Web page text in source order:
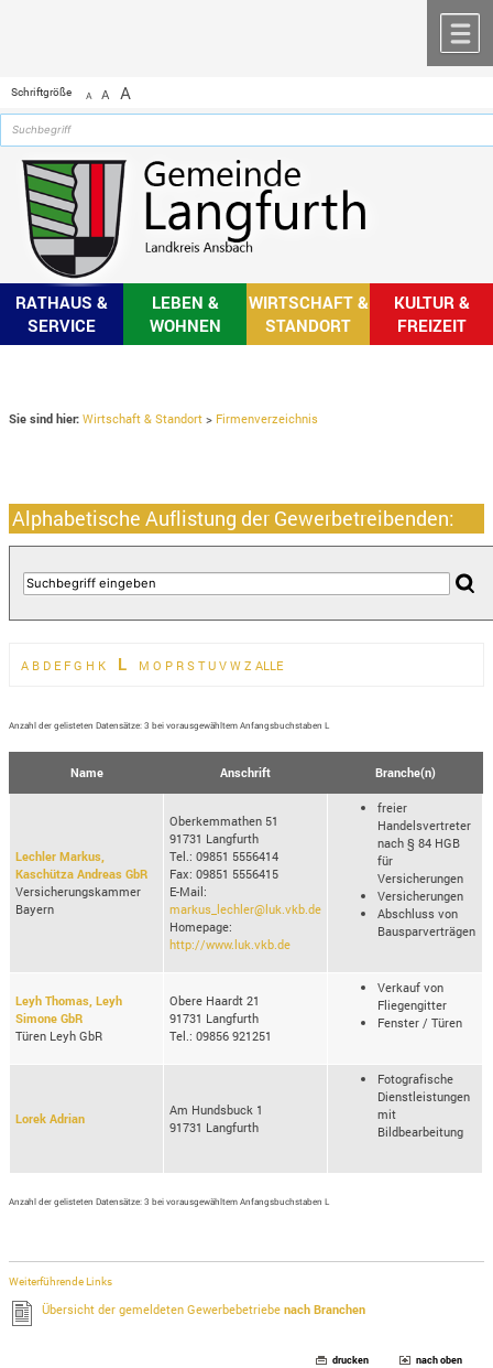
Schriftgröße A A A
RATHAUS &
SERVICE
LEBEN &
WOHNEN
WIRTSCHAFT &
STANDORT
KULTUR &
FREIZEIT
Sie sind hier: Wirtschaft & Standort > Firmenverzeichnis
Alphabetische Auflistung der Gewerbetreibenden:
A B D E F G H K L M O P R S T U V W Z ALLE
Anzahl der gelisteten Datensätze: 3 bei vorausgewähltem Anfangsbuchstaben L
Name Anschrift Branche(n)
Lechler Markus,
Kaschütza Andreas GbR
Versicherungskammer
Bayern
Oberkemmathen 51
91731 Langfurth
Tel.: 09851 5556414
Fax: 09851 5556415
E-Mail:
markus_lechler@luk.vkb.de
Homepage:
http://www.luk.vkb.de
freier
Handelsvertreter
nach § 84 HGB
für
Versicherungen
Versicherungen
Abschluss von
Bausparverträgen
Leyh Thomas, Leyh
Simone GbR
Türen Leyh GbR
Obere Haardt 21
91731 Langfurth
Tel.: 09856 921251
Verkauf von
Fliegengitter
Fenster / Türen
Lorek Adrian
Am Hundsbuck 1
91731 Langfurth
Fotografische
Dienstleistungen
mit
Bildbearbeitung
Anzahl der gelisteten Datensätze: 3 bei vorausgewähltem Anfangsbuchstaben L
Weiterführende Links
Übersicht der gemeldeten Gewerbebetriebenach Branchen
drucken nach oben